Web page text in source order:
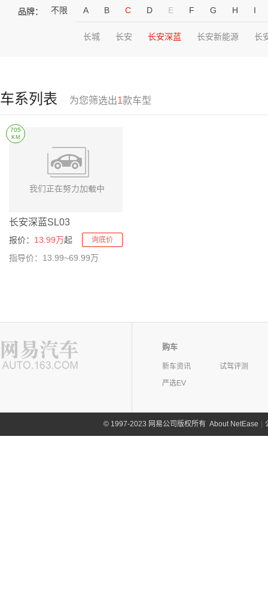
品牌： 不限 A B C D E F G H I
长城 长安 长安深蓝 长安新能源 长
车系列表 为您筛选出1款车型
长安深蓝SL03
报价： 13.99万起 询底价
指导价：13.99~69.99万
705
KM
购车
新车资讯
试驾评测
严选EV
©1997-2023 网易公司版权所有 About NetEase